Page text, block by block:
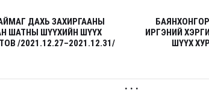
ДАХЬ ЗАХИРГААНЫ
ШАТНЫ ШҮҮХИЙН ШҮҮХ
/2021.12.27–2021.12.31/
ИРГЭНИЙ
ШҮҮХ
. . .